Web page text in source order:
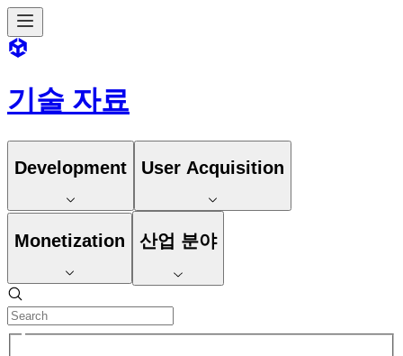
기술 자료
Development User Acquisition
Monetization 산업 분야